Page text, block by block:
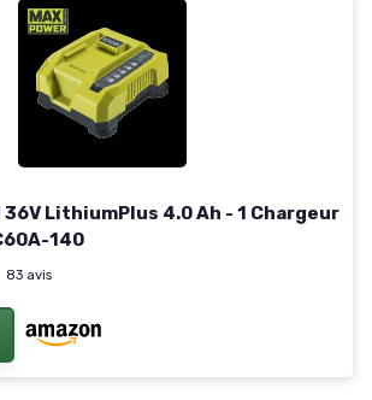
36V LithiumPlus 4.0 Ah - 1 Chargeur
140
83 avis